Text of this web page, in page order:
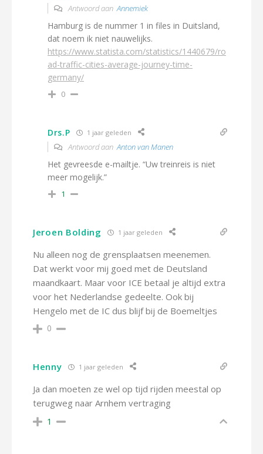
Antwoord aanAnnemiek
Hamburg is de nummer 1 in files in Duitsland,
dat noem ik niet nauwelijks.
https://www.statista.com/statistics/1440679/ro
ad-traffic-cities-average-journey-time-
germany/
0
Drs.P 1 jaar geleden
Antwoord aanAnton van Manen
Het gevreesde e-mailtje. “Uw treinreis is niet
meer mogelijk.”
1
Jeroen Bolding 1 jaar geleden
Nu alleen nog de grensplaatsen meenemen.
Dat werkt voor mij goed met de Deutsland
maandkaart. Maar voor ICE betaal je altijd extra
voor het Nederlandse gedeelte. Ook bij
Hengelo met de IC dus blijf bij de Boemeltjes
0
Henny 1 jaar geleden
Ja dan moeten ze wel op tijd rijden meestal op
terugweg naar Arnhem vertraging
1